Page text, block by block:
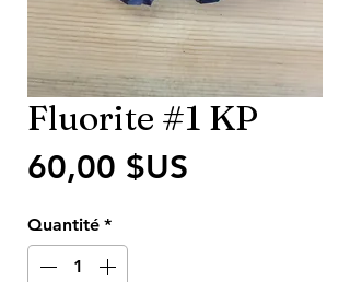
Fluorite #1 KP
60,00 $US
Quantité *